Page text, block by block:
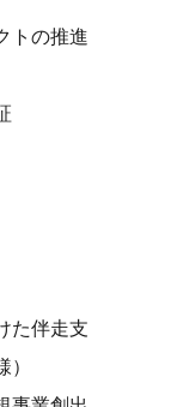
トの推進
た伴走支